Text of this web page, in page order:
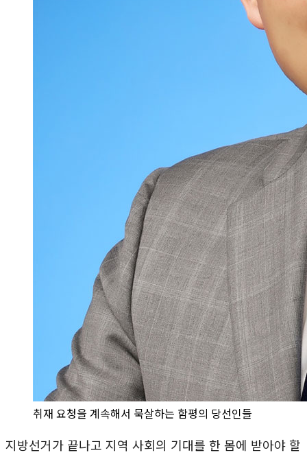
취재 요청을 계속해서 묵살하는 함평의 당선인들
지방선거가 끝나고 지역 사회의 기대를 한 몸에 받아야 할